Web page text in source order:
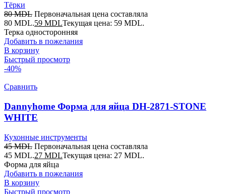
Тёрки
80MDL Первоначальная цена составляла
80 MDL.59 MDLТекущая цена: 59 MDL.
Терка односторонняя
Добавить в пожелания
В корзину
Быстрый просмотр
-40%
Сравнить
Dannyhome Форма для яйца DH-2871-STONE
WHITE
Кухонные инструменты
45MDL Первоначальная цена составляла
45 MDL.27 MDLТекущая цена: 27 MDL.
Форма для яйца
Добавить в пожелания
В корзину
Быстрый просмотр